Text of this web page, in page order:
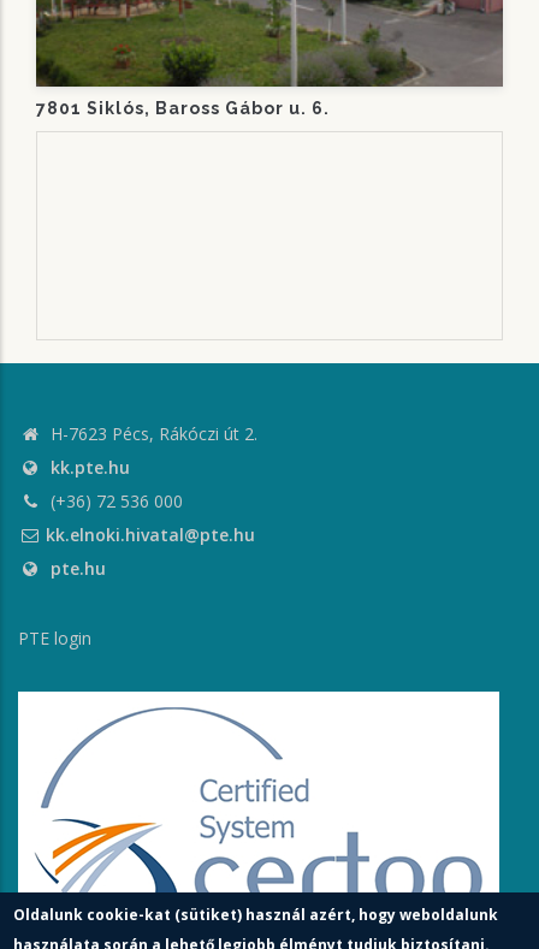
7801 Siklós, Baross Gábor u. 6.
H-7623 Pécs, Rákóczi út 2.
kk.pte.hu
(+36) 72 536 000
kk.elnoki.hivatal@pte.hu
pte.hu
PTE login
Oldalunk cookie-kat (sütiket) használ azért, hogy weboldalunk
használata során a lehető legjobb élményt tudjuk biztosítani.